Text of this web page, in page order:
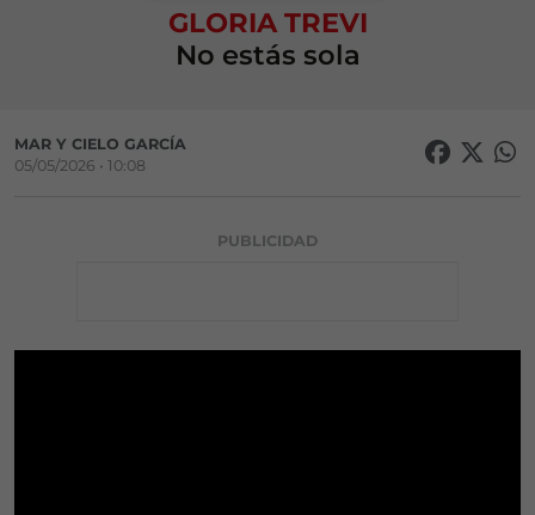
GLORIA TREVI
No estás sola
MAR Y CIELO GARCÍA
05/05/2026 • 10:08
PUBLICIDAD